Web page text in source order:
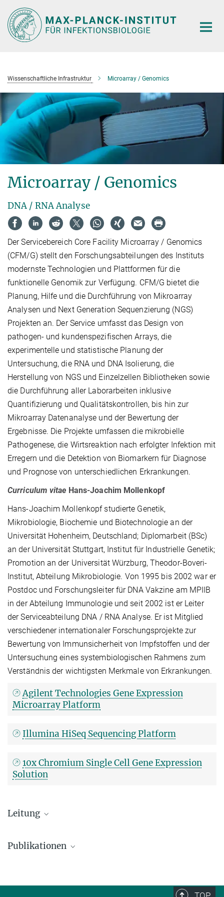
Hauptinhalt
Wissenschaftliche Infrastruktur Microarray / Genomics
Microarray / Genomics
DNA / RNA Analyse
Der Servicebereich Core Facility Microarray / Genomics
(CFM/G) stellt den Forschungsabteilungen des Instituts
modernste Technologien und Plattformen für die
funktionelle Genomik zur Verfügung. CFM/G bietet die
Planung, Hilfe und die Durchführung von Mikroarray
Analysen und Next Generation Sequenzierung (NGS)
Projekten an. Der Service umfasst das Design von
pathogen- und kundenspezifischen Arrays, die
experimentelle und statistische Planung der
Untersuchung, die RNA und DNA Isolierung, die
Herstellung von NGS und Einzelzellen Bibliotheken sowie
die Durchführung aller Laborarbeiten inklusive
Quantifizierung und Qualitätskontrollen, bis hin zur
Mikroarray Datenanalyse und der Bewertung der
Ergebnisse. Die Projekte umfassen die mikrobielle
Pathogenese, die Wirtsreaktion nach erfolgter Infektion mit
Erregern und die Detektion von Biomarkern für Diagnose
und Prognose von unterschiedlichen Erkrankungen.
Curriculum vitae Hans-Joachim Mollenkopf
Hans-Joachim Mollenkopf studierte Genetik,
Mikrobiologie, Biochemie und Biotechnologie an der
Universität Hohenheim, Deutschland; Diplomarbeit (BSc)
an der Universität Stuttgart, Institut für Industrielle Genetik;
Promotion an der Universität Würzburg, Theodor-Boveri-
Institut, Abteilung Mikrobiologie. Von 1995 bis 2002 war er
Postdoc und Forschungsleiter für DNA Vakzine am MPIIB
in der Abteilung Immunologie und seit 2002 ist er Leiter
der Serviceabteilung DNA / RNA Analyse. Er ist Mitglied
verschiedener internationaler Forschungsprojekte zur
Bewertung von Immunsicherheit von Impfstoffen und der
Untersuchung eines systembiologischen Rahmens zum
Verständnis der wichtigsten Merkmale von Erkrankungen.
Agilent Technologies Gene Expression
Microarray Platform
Illumina HiSeq Sequencing Platform
10x Chromium Single Cell Gene Expression
Solution
Leitung
+49 30 28460-482
Publikationen